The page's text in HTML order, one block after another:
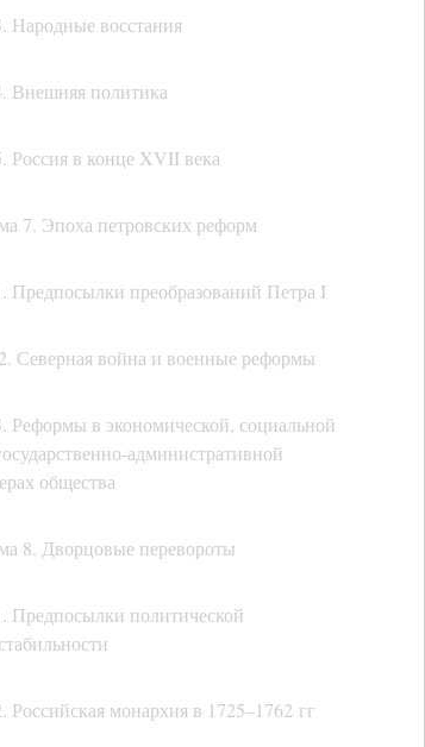
Народные восстания
Внешняя политика
Россия в конце XVII века
7. Эпоха петровских реформ
Предпосылки преобразований Петра I
Северная война и военные реформы
Реформы в экономической, социальной
административной
общества
8. Дворцовые перевороты
Предпосылки политической
Российская монархия в 1725–1762 гг